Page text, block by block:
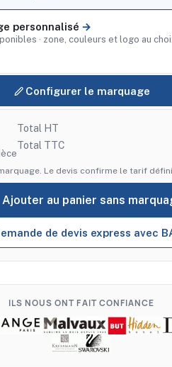
personnalisé
· zone, couleurs et logo au
Configurer le marquage
Total HT
Total TTC
Le devis confirme le tarif
Ajouter au panier sans
de devis express avec
ILS NOUS ONT FAIT CONFIANCE